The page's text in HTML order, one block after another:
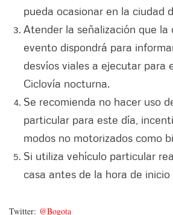
pueda ocasionar en la ciudad
Atender la señalización que la
evento dispondrá para
desvíos viales a ejecutar para
Ciclovía nocturna.
Se recomienda no hacer uso
particular para este día,
modos no motorizados como
Si utiliza vehículo particular
casa antes de la hora de
Twitter: @Bogota